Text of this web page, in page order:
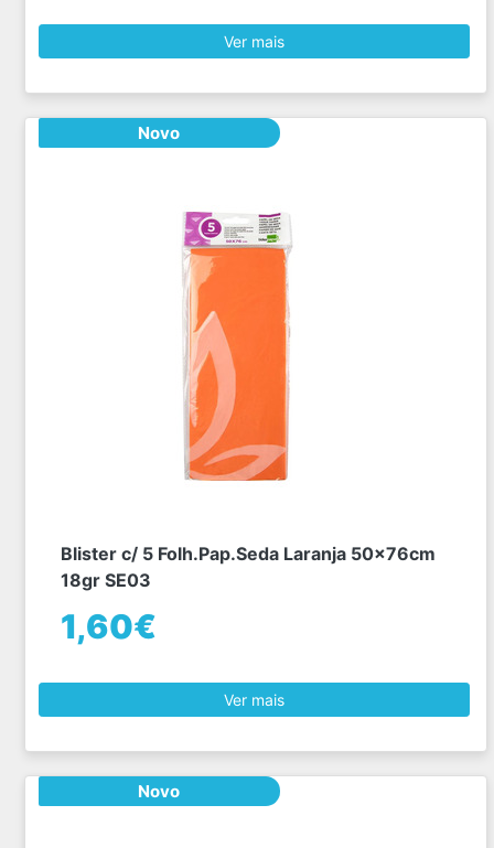
Ver mais
Novo
Blister c/ 5 Folh.Pap.Seda Laranja 50x76cm
18gr SE03
1,60€
Ver mais
Novo